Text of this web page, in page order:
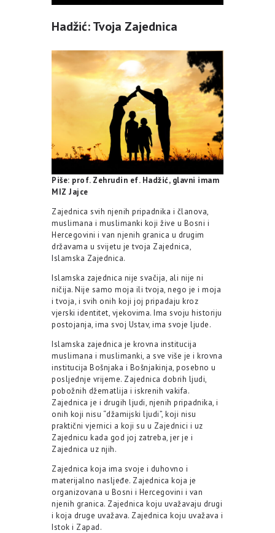
Hadžić: Tvoja Zajednica
Piše: prof. Zehrudin ef. Hadžić, glavni imam
MIZ Jajce
Zajednica svih njenih pripadnika i članova,
muslimana i muslimanki koji žive u Bosni i
Hercegovini i van njenih granica u drugim
državama u svijetu je tvoja Zajednica,
Islamska Zajednica.
Islamska zajednica nije svačija, ali nije ni
ničija. Nije samo moja ili tvoja, nego je i moja
i tvoja, i svih onih koji joj pripadaju kroz
vjerski identitet, vjekovima. Ima svoju historiju
postojanja, ima svoj Ustav, ima svoje ljude.
Islamska zajednica je krovna institucija
muslimana i muslimanki, a sve više je i krovna
institucija Bošnjaka i Bošnjakinja, posebno u
posljednje vrijeme. Zajednica dobrih ljudi,
pobožnih džematlija i iskrenih vakifa.
Zajednica je i drugih ljudi, njenih pripadnika, i
onih koji nisu “džamijski ljudi”, koji nisu
praktični vjernici a koji su u Zajednici i uz
Zajednicu kada god joj zatreba, jer je i
Zajednica uz njih.
Zajednica koja ima svoje i duhovno i
materijalno nasljeđe. Zajednica koja je
organizovana u Bosni i Hercegovini i van
njenih granica. Zajednica koju uvažavaju drugi
i koja druge uvažava. Zajednica koju uvažava i
Istok i Zapad.